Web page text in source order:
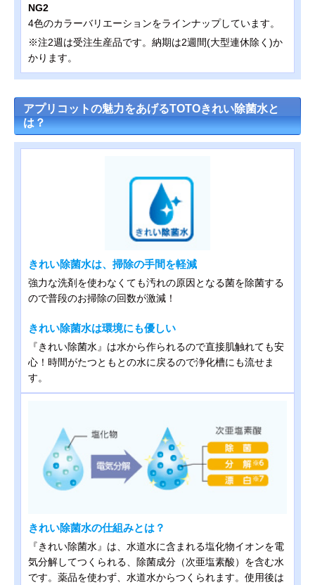
NG2
4色のカラーバリエーションをラインナップしています。
※注2週は受注生産品です。納期は2週間(大型連休除く)か
かります。
アプリコットの魅力をあげるTOTOきれい除菌水と
は？
きれい除菌水は、掃除の手間を軽減
強力な洗剤を使わなくても汚れの原因となる菌を除菌する
ので普段のお掃除の回数が激減！
きれい除菌水は環境にも優しい
『きれい除菌水』は水から作られるので直接肌触れても安
心！時間がたつともとの水に戻るので浄化槽にも流せま
す。
きれい除菌水の仕組みとは？
『きれい除菌水』は、水道水に含まれる塩化物イオンを電
気分解してつくられる、除菌成分（次亜塩素酸）を含む水
です。薬品を使わず、水道水からつくられます。使用後は